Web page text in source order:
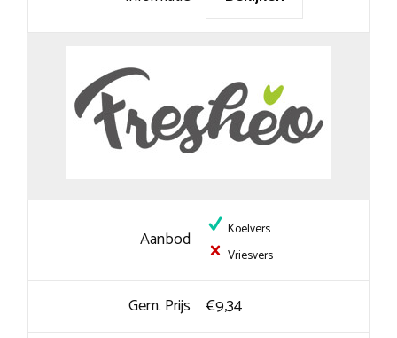
Aanbod
Koelvers
Vriesvers
Gem. Prijs €9,34